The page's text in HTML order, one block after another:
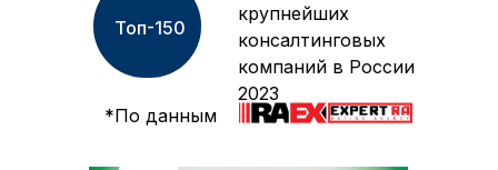
крупнейших
консалтинговых
компаний в России
2023
Топ-150
*По данным